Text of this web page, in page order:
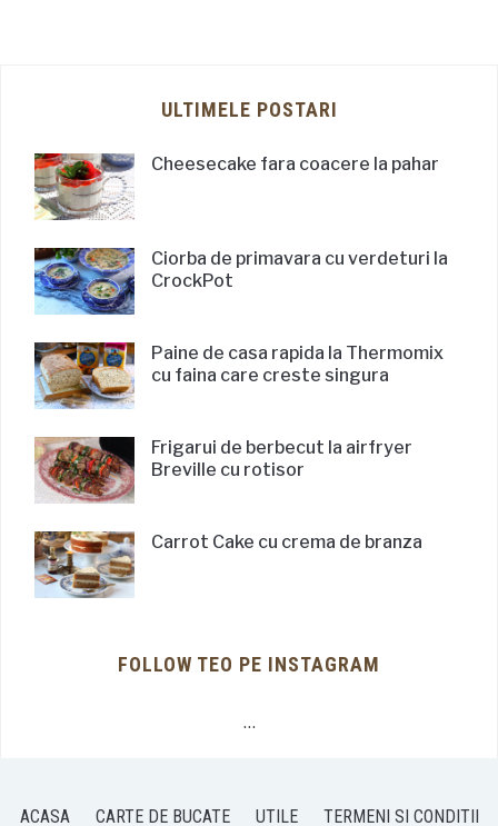
ULTIMELE POSTARI
Cheesecake fara coacere la pahar
Ciorba de primavara cu verdeturi la
CrockPot
Paine de casa rapida la Thermomix
cu faina care creste singura
Frigarui de berbecut la airfryer
Breville cu rotisor
Carrot Cake cu crema de branza
FOLLOW TEO PE INSTAGRAM
…
ACASA CARTE DE BUCATE UTILE TERMENI SI CONDITII